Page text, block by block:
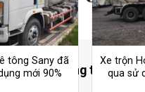
tông Sany đã
mới 90%
Xe trộn
qua sử
nối với chúng tôi